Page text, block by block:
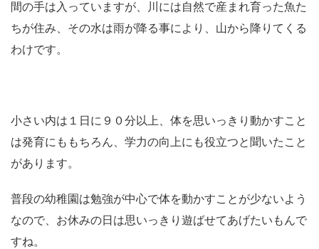
間の手は入っていますが、川には自然で産まれ育った魚た
ちが住み、その水は雨が降る事により、山から降りてくる
わけです。
小さい内は１日に９０分以上、体を思いっきり動かすこと
は発育にももちろん、学力の向上にも役立つと聞いたこと
があります。
普段の幼稚園は勉強が中心で体を動かすことが少ないよう
なので、お休みの日は思いっきり遊ばせてあげたいもんで
すね。